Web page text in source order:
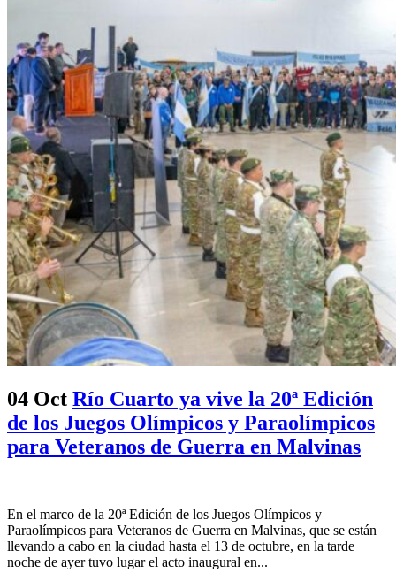
04 Oct Río Cuarto ya vive la 20ª Edición
de los Juegos Olímpicos y Paraolímpicos
para Veteranos de Guerra en Malvinas
En el marco de la 20ª Edición de los Juegos Olímpicos y
Paraolímpicos para Veteranos de Guerra en Malvinas, que se están
llevando a cabo en la ciudad hasta el 13 de octubre, en la tarde
noche de ayer tuvo lugar el acto inaugural en...